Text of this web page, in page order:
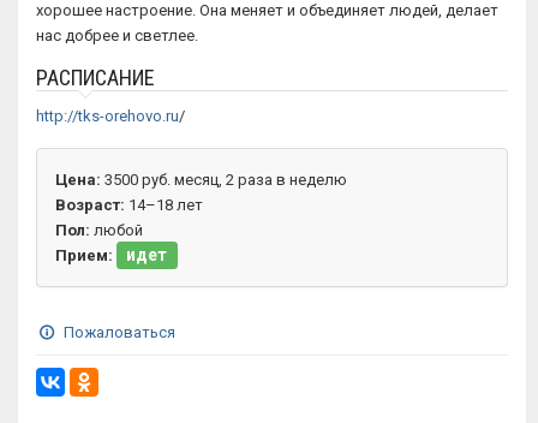
хорошее настроение. Она меняет и объединяет людей, делает
нас добрее и светлее.
РАСПИСАНИЕ
http://tks-orehovo.ru/
Цена: 3500 руб. месяц, 2 раза в неделю
Возраст: 14–18 лет
Пол: любой
Прием:
идет
Пожаловаться